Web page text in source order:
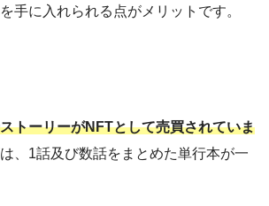
手に入れられる点がメリットです。
トーリーがNFTとして売買されていま
、1話及び数話をまとめた単行本が一